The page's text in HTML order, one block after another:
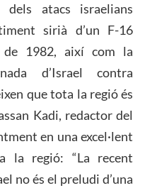
dels atacs israelians
sirià d’un F-16
1982, així com la
d’Israel contra
que tota la regió és
Kadi, redactor del
en una excel·lent
la regió: “La recent
no és el preludi d’una